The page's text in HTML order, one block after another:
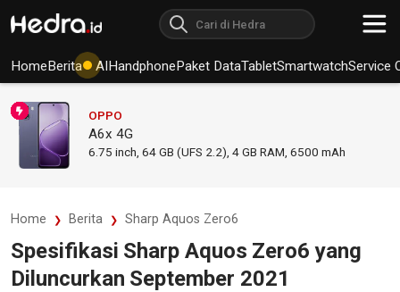
HomeBerita AIHandphonePaket DataTabletSmartwatchService
OPPO
A6x 4G
6.75 inch, 64 GB (UFS 2.2), 4 GB RAM 6500 mAh
Home Berita Sharp Aquos Zero6
Spesifikasi Sharp Aquos Zero6 yang
Diluncurkan September 2021